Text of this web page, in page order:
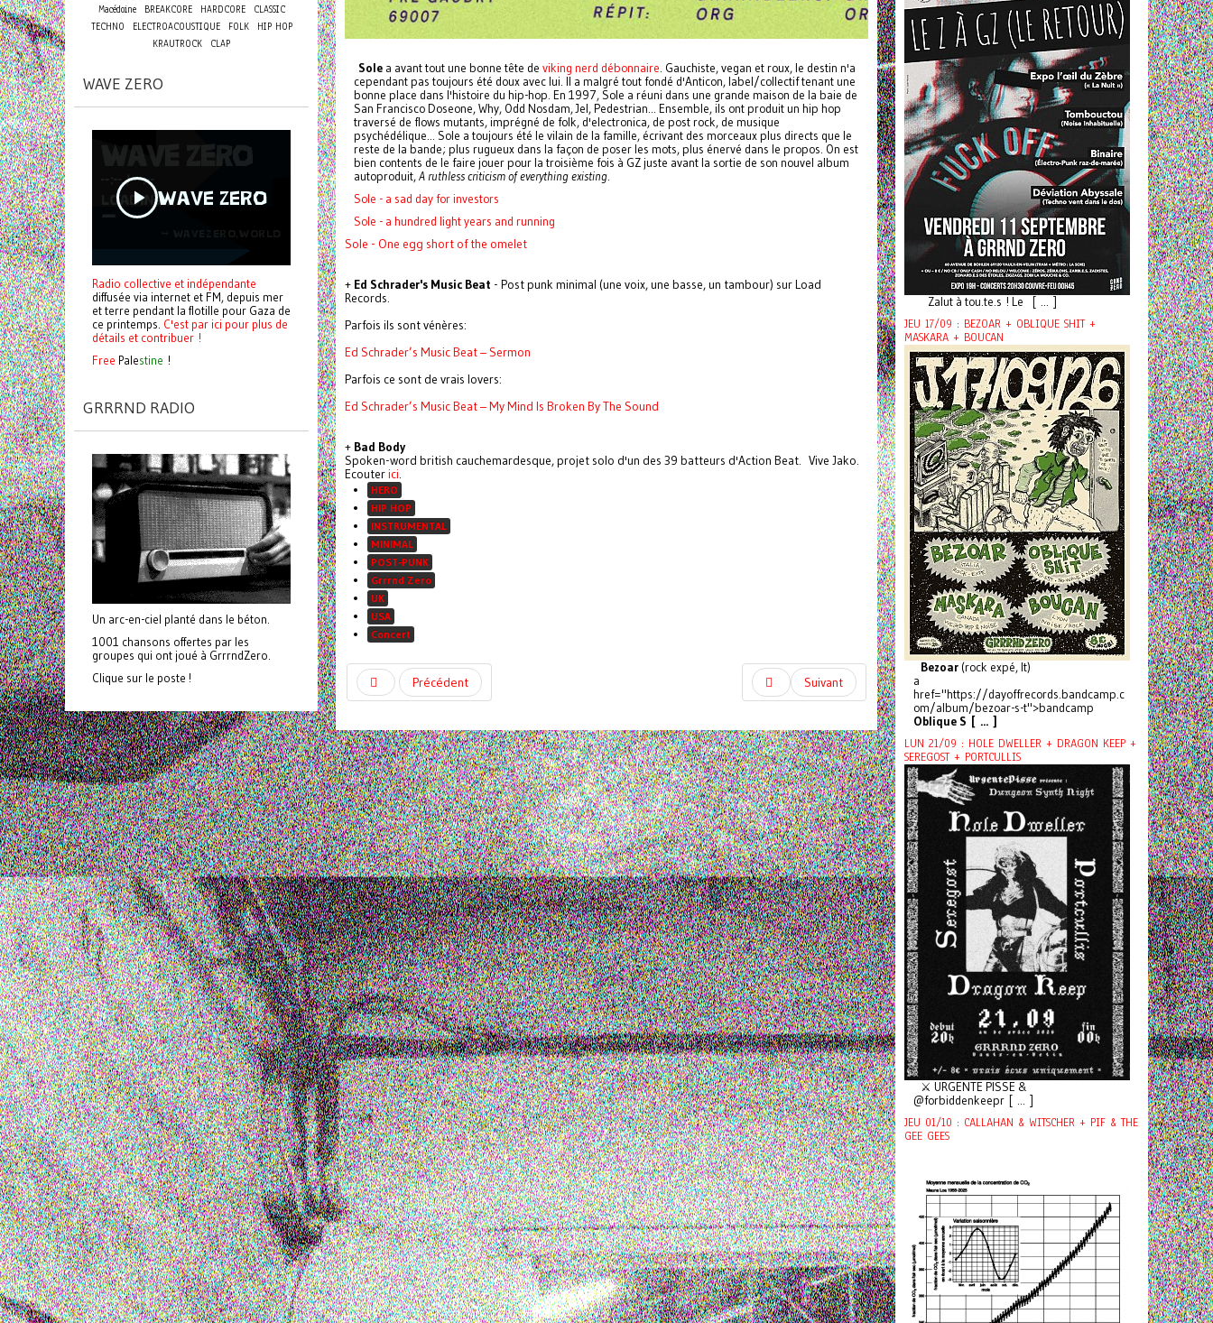
Sole a avant tout une bonne tête de viking nerd débonnaire. Gauchiste, vegan et roux, le destin n'a
cependant pas toujours été doux avec lui. Il a malgré tout fondé d'Anticon, label/collectif tenant une
bonne place dans l'histoire du hip-hop. En 1997, Sole a réuni dans une grande maison de la baie de
San Francisco Doseone, Why, Odd Nosdam, Jel, Pedestrian... Ensemble, ils ont produit un hip hop
traversé de flows mutants, imprégné de folk, d'electronica, de post rock, de musique
psychédélique... Sole a toujours été le vilain de la famille, écrivant des morceaux plus directs que le
reste de la bande; plus rugueux dans la façon de poser les mots, plus énervé dans le propos. On est
bien contents de le faire jouer pour la troisième fois à GZ juste avant la sortie de son nouvel album
autoproduit,A ruthless criticism of everything existing.
Sole - a sad day for investors
Sole - a hundred light years and running
Sole - One egg short of the omelet
+ Ed Schrader's Music Beat - Post punk minimal (une voix, une basse, un tambour) sur Load
Records.
Parfois ils sont vénères:
Ed Schrader’s Music Beat – Sermon
Parfois ce sont de vrais lovers:
Ed Schrader’s Music Beat – My Mind Is Broken By The Sound
+ Bad Body
Spoken-word british cauchemardesque, projet solo d'un des 39 batteurs d'Action Beat. Vive Jako.
Ecouterici.
HERO
HIP HOP
INSTRUMENTAL
MINIMAL
POST-PUNK
Grrrnd Zero
UK
USA
Concert
Précédent Suivant
Macédoine
BREAKCORE HARDCORE
CLASSIC
TECHNO
ELECTROACOUSTIQUE FOLK
HIP HOP
KRAUTROCK
CLAP
WAVE ZERO
Radio collective et indépendante
diffusée via internet et FM, depuis mer
et terre pendant la flotille pour Gaza de
ce printemps. C'est par ici pour plus de
détails et contribuer !
Free Palestine !
GRRRND RADIO
Un arc-en-ciel planté dans le béton.
1001 chansons offertes par les
groupes qui ont joué à GrrrndZero.
Clique sur le poste !
Zalut à tou.te.s ! Le [ ... ]
JEU 17/09 : BEZOAR + OBLIQUE SHIT +
MASKARA + BOUCAN
Bezoar (rock expé, It)
a
href="https://dayoffrecords.bandcamp.c
om/album/bezoar-s-t">bandcamp
Oblique S [ ... ]
LUN 21/09 : HOLE DWELLER + DRAGON KEEP +
SEREGOST + PORTCULLIS
⚔️ URGENTE PISSE &
@forbiddenkeepr [ ... ]
JEU 01/10 : CALLAHAN & WITSCHER + PIF & THE
GEE GEES